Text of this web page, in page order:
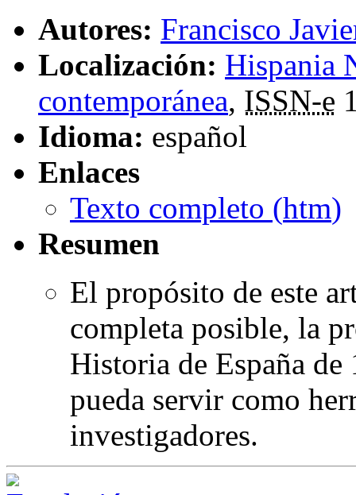
Autores: Francisco
Localización: Hispania
contemporánea, ISSN-e
Idioma: español
Enlaces
Texto completo (htm)
Resumen
El propósito de este
completa posible, la
Historia de España
pueda servir como
investigadores.